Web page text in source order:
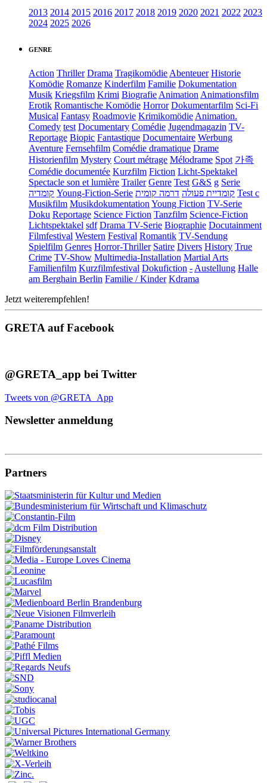
2013 2014 2015 2016 2017 2018 2019 2020 2021 2022 2023
2024 2025 2026
GENRE
Action Thriller Drama Tragikomödie Abenteuer Historie
Komödie Romanze Kinderfilm Familie Dokumentation
Musik Kriegsfilm Krimi Biografie Animation Animationsfilm
Erotik Romantische Komödie Horror Dokumentarfilm Sci-Fi
Musical Fantasy Roadmovie Krimikomödie Animation.
Comedy test Documentary Comédie Jugendmagazin TV-
Reportage Biopic Fantastique Documentaire Werbung
Aventure Fernsehfilm Comédie dramatique Drame
Historienfilm Mystery Court métrage Mélodrame Spot 가족
Comédie documentée Kurzfilm Fiction Licht-Spektakel
Spectacle son et lumière Trailer Genre Test G&S g Serie
קומדיה Young-Fiction-Serie קומדיית פעולה דרמה קומית
Test c
Musikfilm Musikdokumentation Young Fiction TV-Serie
Doku Reportage Science Fiction Tanzfilm Science-Fiction
Lichtspektakel sdf Drama TV-Serie Biographie Docutainment
Filmfestival Western Festival Romantik TV-Sendung
Spielfilm Genres Horror-Thriller Satire Divers History True
Crime TV-Show Multimedia-Installation Martial Arts
Familienfilm Kurzfilmfestival Dokufiction - Austellung Halle
am Berghain Berlin Familie / Kinder Kdrama
Jetzt weiterempfehlen!
GRETA auf Facebook
@GRETA_app bei Twitter
Tweets von @GRETA_App
Newsletter anmeldung
Partners